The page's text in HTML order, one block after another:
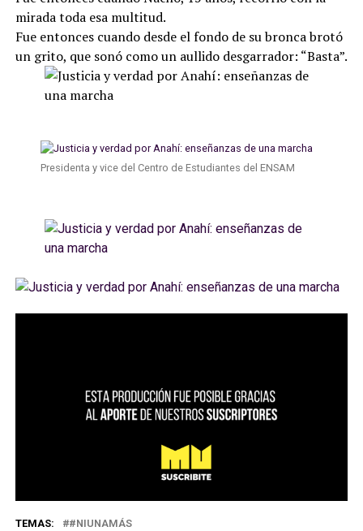
mirada toda esa multitud.
Fue entonces cuando desde el fondo de su bronca brotó
un grito, que sonó como un aullido desgarrador: “Basta”.
Presidenta y vice del Centro de Estudiantes del ENSAM
TEMAS: #NIUNAMÁS